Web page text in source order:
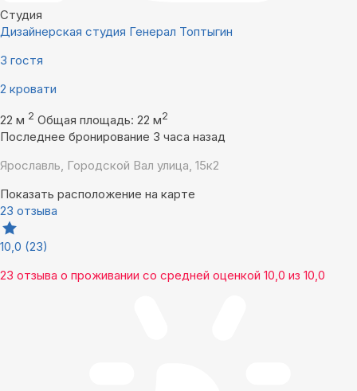
Студия
Дизайнерская студия Генерал Топтыгин
3 гостя
2 кровати
22 м 2 Общая площадь: 22 м2
Последнее бронирование 3 часа назад
Ярославль, Городской Вал улица, 15к2
Показать расположение на карте
23 отзыва
10,0 (23)
23 отзыва о проживании со средней оценкой 10,0 из 10,0